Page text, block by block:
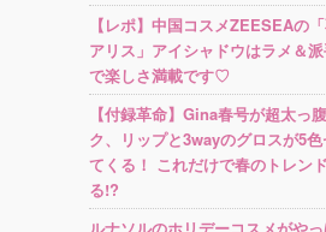
【レポ】中国コスメZEESEAの
アリス」アイシャドウはラメ＆
で楽しさ満載です♡
【付録革命】Gina春号が超太っ
ク、リップと3wayのグロスが5
てくる！ これだけで春のトレン
る!?